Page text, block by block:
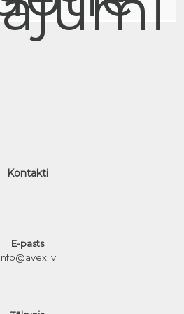
Kontakti
E-pasts
info@avex.lv